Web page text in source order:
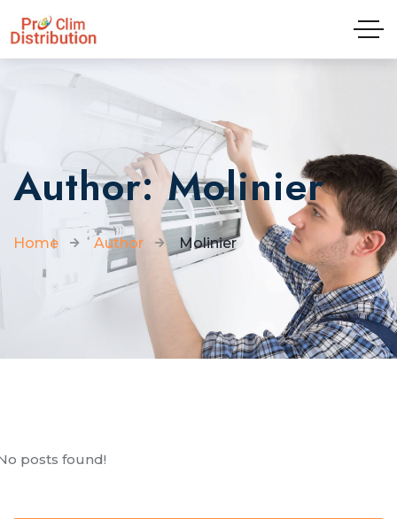
Author: Molinier
Home Author Molinier
posts found!